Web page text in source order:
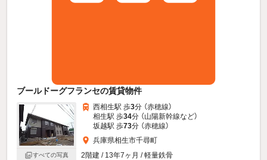
ブールドーグフランセの賃貸物件
すべての写真
西相生駅 歩3分 （赤穂線）
相生駅 歩34分 （山陽新幹線など）
坂越駅 歩73分 （赤穂線）
兵庫県相生市千尋町
2階建 / 13年7ヶ月 / 軽量鉄骨